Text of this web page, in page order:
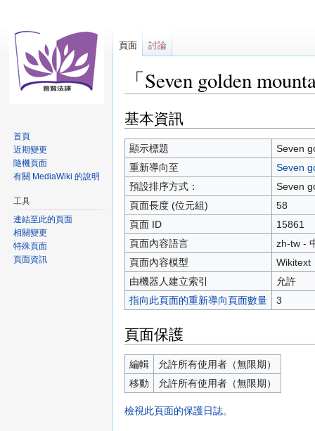
「Seven golden
跳
至
導
覽
跳
至
搜
尋
基本資訊
顯示標題
Seven
重新導向至
Seven
預設排序方式：
Seven
頁面長度 (位元組)
58
頁面 ID
15861
頁面內容語言
zh-tw -
頁面內容模型
Wikitext
由機器人建立索引
允許
指向此頁面的重新導向頁面數量
3
頁面保護
編輯
允許所有使用者（無限期）
移動
允許所有使用者（無限期）
檢視此頁面的保護日誌。
頁面 討論
首頁
近期變更
隨機頁面
有關 MediaWiki 的說明
工具
連結至此的頁面
相關變更
特殊頁面
頁面資訊